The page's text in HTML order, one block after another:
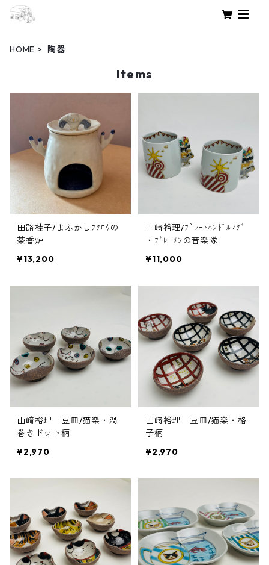
HOME 陶器
Items
田路桂子/よふかしﾌｸﾛｳの
茶香炉
¥13,200
山﨑裕理/ﾌﾟﾚｰﾄﾊﾝﾄﾞﾙﾏｸﾞ
・ﾌﾞﾚｰﾒﾝの音楽隊
¥11,000
山﨑裕理 豆皿/猫楽・渦
巻きドット柄
¥2,970
山﨑裕理 豆皿/猫楽・格
子柄
¥2,970